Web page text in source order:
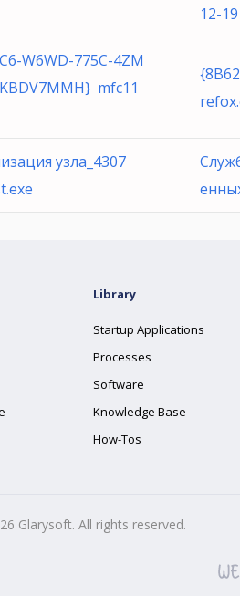
12-
W6WD-775C-4ZM
mfc11
узла_4307
Library
Startup Applications
Processes
Software
Knowledge Base
How-Tos
Glarysoft. All rights reserved.